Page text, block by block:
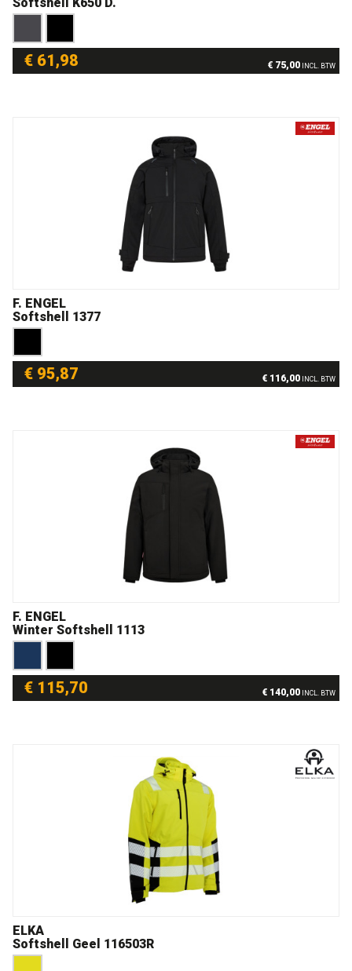
€ 61,98 € 75,00 INCL. BTW
F. ENGEL
Softshell 1377
€ 95,87 € 116,00 INCL. BTW
F. ENGEL
Winter Softshell 1113
€ 115,70 € 140,00 INCL. BTW
ELKA
Softshell Geel 116503R